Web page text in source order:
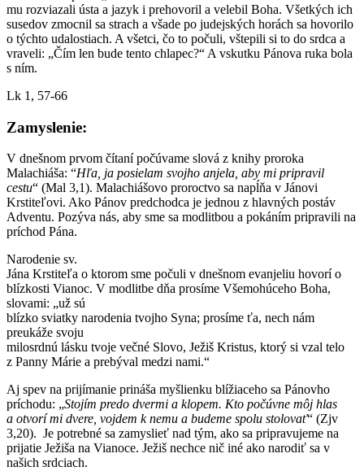
mu rozviazali ústa a jazyk i prehovoril a velebil Boha. Všetkých ich
susedov zmocnil sa strach a všade po judejských horách sa hovorilo
o týchto udalostiach. A všetci, čo to počuli, vštepili si to do srdca a
vraveli: „Čím len bude tento chlapec?“ A vskutku Pánova ruka bola
s ním.
Lk 1, 57-66
Zamyslenie:
V dnešnom prvom čítaní počúvame slová z knihy proroka
Malachiáša: “Hľa, ja posielam svojho anjela, aby mi pripravil
cestu“ (Mal 3,1). Malachiášovo proroctvo sa napĺňa v Jánovi
Krstiteľovi. Ako Pánov predchodca je jednou z hlavných postáv
Adventu. Pozýva nás, aby sme sa modlitbou a pokáním pripravili na
príchod Pána.
Narodenie sv.
Jána Krstiteľa o ktorom sme počuli v dnešnom evanjeliu hovorí o
blízkosti Vianoc. V modlitbe dňa prosíme Všemohúceho Boha,
slovami: „už sú
blízko sviatky narodenia tvojho Syna; prosíme ťa, nech nám
preukáže svoju
milosrdnú lásku tvoje večné Slovo, Ježiš Kristus, ktorý si vzal telo
z Panny Márie a prebýval medzi nami.“
Aj spev na prijímanie prináša myšlienku blížiaceho sa Pánovho
príchodu: „Stojím predo dvermi a klopem. Kto počúvne môj hlas
a otvorí mi dvere, vojdem k nemu a budeme spolu stolovať“ (Zjv
3,20). Je potrebné sa zamyslieť nad tým, ako sa pripravujeme na
prijatie Ježiša na Vianoce. Ježiš nechce nič iné ako narodiť sa v
našich srdciach.